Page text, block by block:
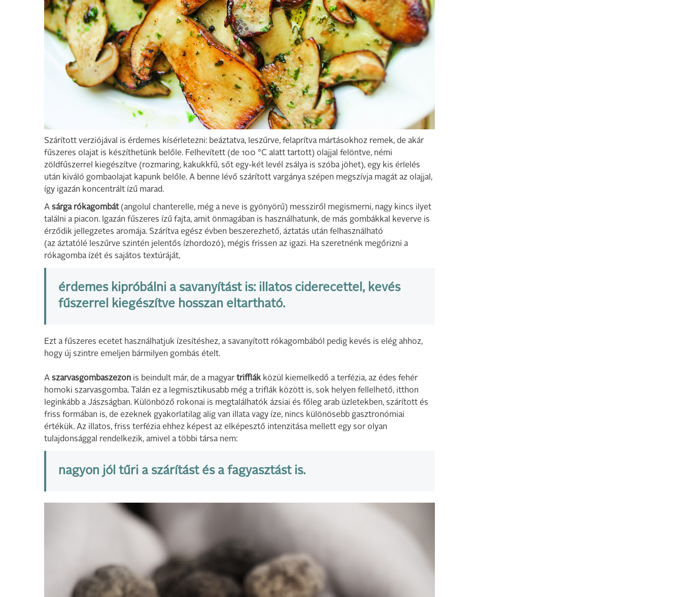
Szárított verziójával is érdemes kísérletezni: beáztatva, leszűrve, felaprítva mártásokhoz remek, de akár
fűszeres olajat is készíthetünk belőle. Felhevített (de 100 °C alatt tartott) olajjal felöntve, némi
zöldfűszerrel kiegészítve (rozmaring, kakukkfű, sőt egy-két levél zsálya is szóba jöhet), egy kis érlelés
után kiváló gombaolajat kapunk belőle. A benne lévő szárított vargánya szépen megszívja magát az olajjal,
így igazán koncentrált ízű marad.
A sárga rókagombát(angolul chanterelle, még a neve is gyönyörű) messziről megismerni, nagy kincs ilyet
találni a piacon. Igazán fűszeres ízű fajta, amit önmagában is használhatunk, de más gombákkal keverve is
érződik jellegzetes aromája. Szárítva egész évben beszerezhető, áztatás után felhasználható
(az áztatólé leszűrve szintén jelentős ízhordozó), mégis frissen az igazi. Ha szeretnénk megőrizni a
rókagomba ízét és sajátos textúráját,
érdemes kipróbálni a savanyítást is: illatos ciderecettel, kevés
fűszerrel kiegészítve hosszan eltartható.
Ezt a fűszeres ecetet használhatjuk ízesítéshez, a savanyított rókagombából pedig kevés is elég ahhoz,
hogy új szintre emeljen bármilyen gombás ételt.
A szarvasgombaszezon is beindult már, de a magyar trifflák közül kiemelkedő a terfézia, az édes fehér
homoki szarvasgomba. Talán ez a legmisztikusabb még a triflák között is, sok helyen fellelhető, itthon
leginkább a Jászságban. Különböző rokonai is megtalálhatók ázsiai és főleg arab üzletekben, szárított és
friss formában is, de ezeknek gyakorlatilag alig van illata vagy íze, nincs különösebb gasztronómiai
értékük. Az illatos, friss terfézia ehhez képest az elképesztő intenzitása mellett egy sor olyan
tulajdonsággal rendelkezik, amivel a többi társa nem:
nagyon jól tűri a szárítást és a fagyasztást is.